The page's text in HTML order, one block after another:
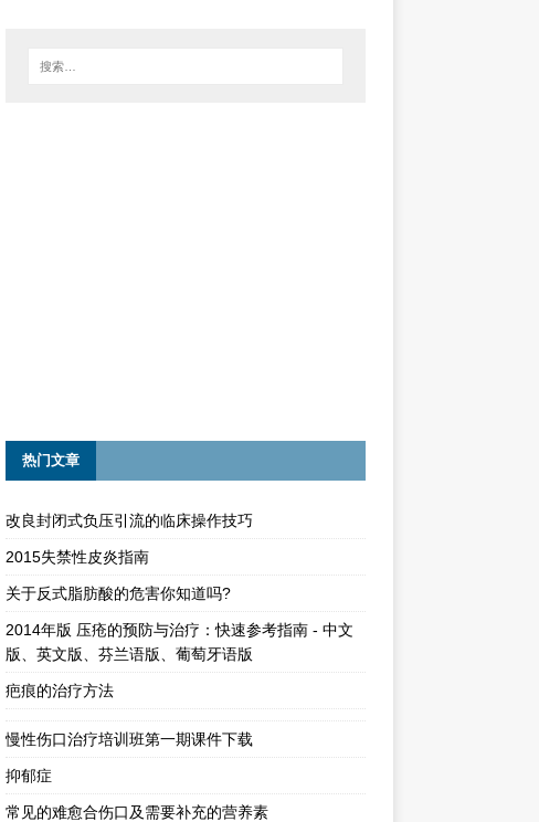
热门文章
改良封闭式负压引流的临床操作技巧
2015失禁性皮炎指南
关于反式脂肪酸的危害你知道吗?
2014年版 压疮的预防与治疗：快速参考指南 - 中文
版、英文版、芬兰语版、葡萄牙语版
疤痕的治疗方法
慢性伤口治疗培训班第一期课件下载
抑郁症
常见的难愈合伤口及需要补充的营养素